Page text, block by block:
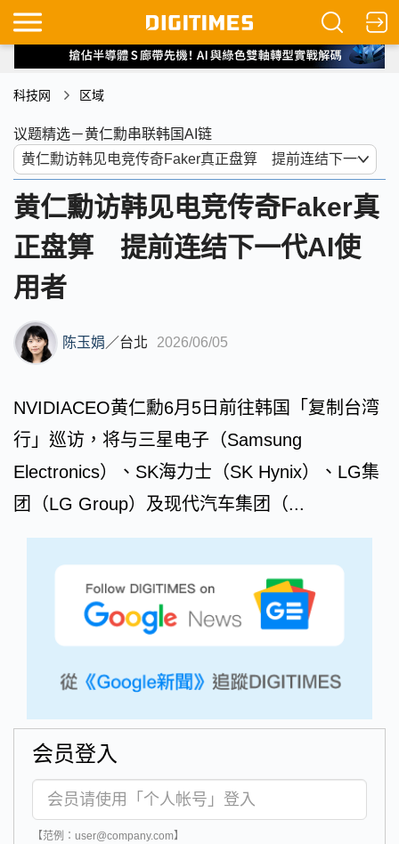
科技网 区域
议题精选－黄仁勳串联韩国AI链
黄仁勳访韩见电竞传奇Faker真
正盘算 提前连结下一代AI使
用者
陈玉娟／台北 2026/06/05
NVIDIACEO黄仁勳6月5日前往韩国「复制台湾
行」巡访，将与三星电子（Samsung
Electronics）、SK海力士（SK Hynix）、LG集
团（LG Group）及现代汽车集团（...
会员登入
【范例：user@company.com】